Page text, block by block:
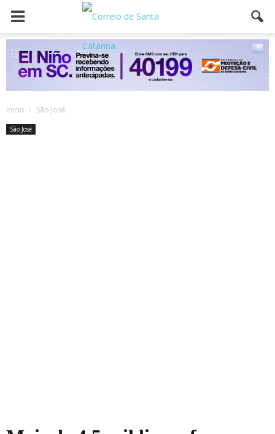
Inicio São José
São José